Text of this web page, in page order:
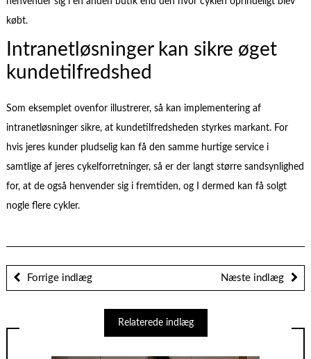
købt.
Intranetløsninger kan sikre øget
kundetilfredshed
Som eksemplet ovenfor illustrerer, så kan implementering af
intranetløsninger sikre, at kundetilfredsheden styrkes markant. For
hvis jeres kunder pludselig kan få den samme hurtige service i
samtlige af jeres cykelforretninger, så er der langt større sandsynlighed
for, at de også henvender sig i fremtiden, og I dermed kan få solgt
nogle flere cykler.
Forrige indlæg Næste indlæg
Relaterede indlæg